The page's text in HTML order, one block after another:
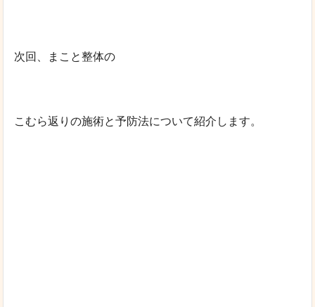
次回、まこと整体の
こむら返りの施術と予防法について紹介します。